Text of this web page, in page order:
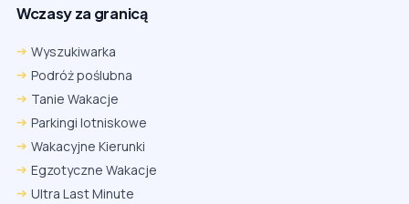
Wczasy za granicą
Wyszukiwarka
Podróż poślubna
Tanie Wakacje
Parkingi lotniskowe
Wakacyjne Kierunki
Egzotyczne Wakacje
Ultra Last Minute